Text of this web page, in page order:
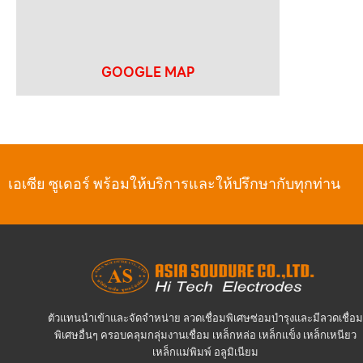
GOOGLE MAP
เอเซีย ซูเดอร์ พร้อมให้บริการและให้ปรึกษากับทุกท่าน
ตัวแทนนำเข้าและจัดจำหน่าย ลวดเชื่อมพิเศษซ่อมบำรุงและมีลวดเชื่อม
พิเศษอื่นๆ ครอบคลุมกลุ่มงานเชื่อม เหล็กหล่อ เหล็กแข็ง เหล็กเหนียว
เหล็กแม่พิมพ์ อลูมิเนียม